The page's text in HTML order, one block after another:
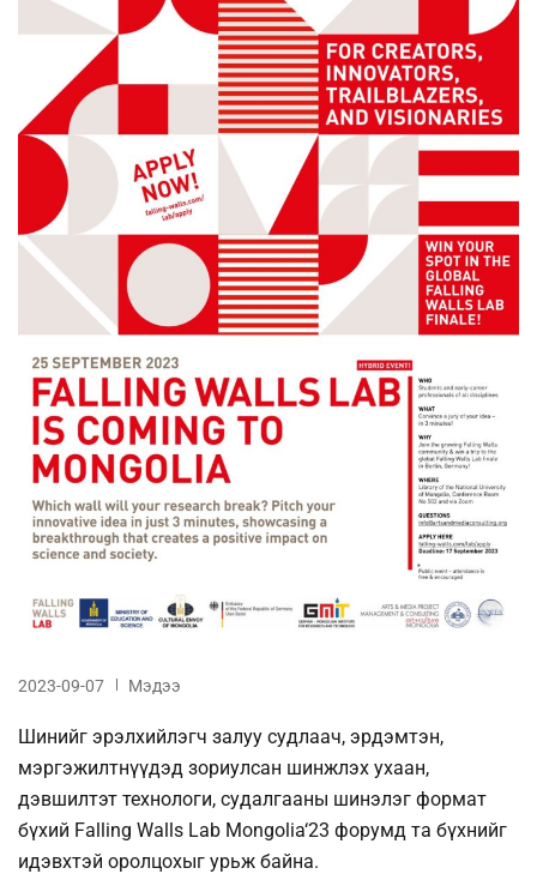
2023-09-07 Мэдээ
Шинийг эрэлхийлэгч залуу судлаач, эрдэмтэн,
мэргэжилтнүүдэд зориулсан шинжлэх ухаан,
дэвшилтэт технологи, судалгааны шинэлэг формат
бүхий Falling Walls Lab Mongolia‘23 форумд та бүхнийг
идэвхтэй оролцохыг урьж байна.